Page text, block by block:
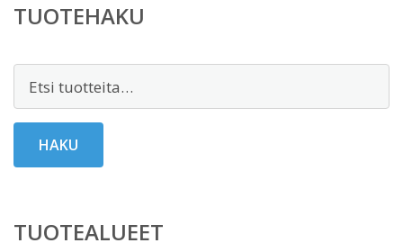
TUOTEHAKU
HAKU
TUOTEALUEET